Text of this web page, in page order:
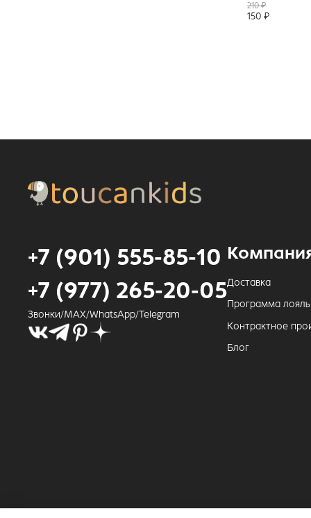
210 ₽
150 ₽
+7 (901) 555-85-10
+7 (977) 265-20-05
Звонки/MAX/WhatsApp/Telegram
Доставка
Программа
Контрактное
Блог